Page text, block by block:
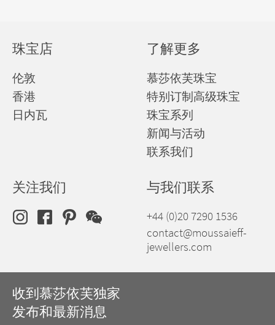
珠宝店
伦敦
香港
日内瓦
了解更多
慕莎依芙珠宝
特别订制高级珠宝
珠宝系列
新闻与活动
联系我们
关注我们 与我们联系
+44 (0)20 7290 1536
contact@moussaieff-
jewellers.com
收到慕莎依芙独家
发布和最新消息